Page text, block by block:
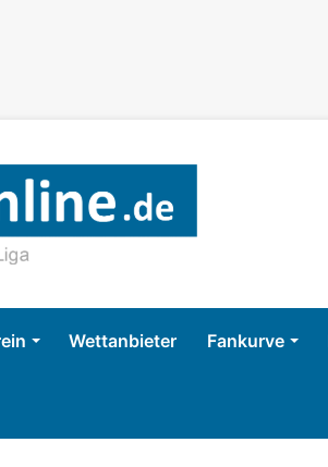
Wettanbieter Fankurve